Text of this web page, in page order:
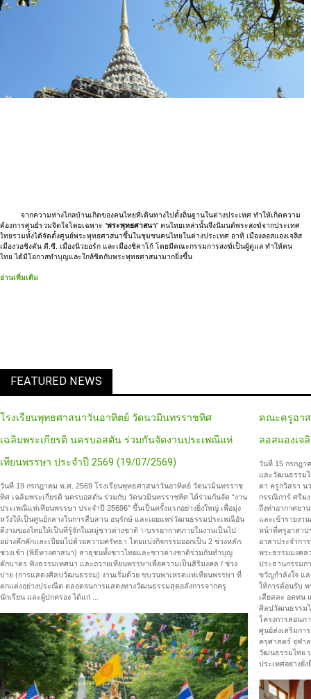
จากความห่างไกลบ้านเกิดของคนไทยที่เดินทางไปตั้งถิ่นฐานในต่างประเทศ ทำให้เกิดความ
ต้องการศูนย์รวมจิตใจโดยเฉพาะ “พระพุทธศาสนา” คนไทยเหล่านั้นจึงนิมนต์พระสงฆ์จากประเทศ
ไทยรวมทั้งได้จัดตั้งศูนย์พระพุทธศาสนาขึ้นในชุมชนคนไทยในต่างประเทศ อาทิ เมืองลอสแองเจลิส
เมืองวอชิงตัน ดี.ซี. เมืองนิวยอร์ก และเมืองชิคาโก้ โดยมีคณะกรรมการสงฆ์เป็นผู้ดูแล ทำให้คน
ไทย ได้มีโอกาสทำบุญและใกล้ชิดกับพระพุทธศาสนามากยิ่งขึ้น
อ่านเพิ่มเติม
FEATURED NEWS
โรงเรียนพุทธศาสนาวันอาทิตย์ วัดนวมินทรราชทิศ
เฉลิมพระเกียรติ นครบอสตัน ร่วมกันจัดงานประเพณีแห่
เทียนพรรษา ประจำปี 2569 (19/07/2569)
วันที่ 19 กรกฎาคม พ.ศ. 2569 โรงเรียนพุทธศาสนาวันอาทิตย์ วัดนวมินทรราช
ทิศ เฉลิมพระเกียรติ นครบอสตัน ร่วมกับ วัดนวมินทรราชทิศ ได้ร่วมกันจัด “งาน
ประเพณีแห่เทียนพรรษา ประจำปี 25696” ขึ้นเป็นครั้งแรกอย่างยิ่งใหญ่ เพื่อมุ่ง
หวังให้เป็นศูนย์กลางในการสืบสาน อนุรักษ์ และเผยแพร่วัฒนธรรมประเพณีอัน
ดีงามของไทยให้เป็นที่รู้จักในหมู่ชาวต่างชาติ ✨บรรยากาศภายในงานเป็นไป
อย่างคึกคักและเปี่ยมไปด้วยความศรัทธา โดยแบ่งกิจกรรมออกเป็น 2 ช่วงหลัก:
ช่วงเช้า (พิธีทางศาสนา) สาธุชนทั้งชาวไทยและชาวต่างชาติร่วมกันทำบุญ
ตักบาตร ฟังธรรมเทศนา และถวายเทียนพรรษาเพื่อความเป็นสิริมงคล / ช่วง
บ่าย (การแสดงศิลปวัฒนธรรม) งานเริ่มด้วย ขบวนพาเหรดแห่เทียนพรรษา ที่
ตกแต่งอย่างประณีต ตลอดจนการแสดงทางวัฒนธรรมสุดอลังการจากครู
นักเรียน และผู้ปกครอง ได้แก่ ...
คณะครูอาส
ลอสแองเจ
วันที่ 15 กรกฎา
และวัฒนธรรมไ
ตา ครูกวิสรา
กรรณิการ์ ศรีม
ถึงท่าอากาศยา
และเข้ารายงา
หน้าที่ครูอาสาป
อาสาประจำกา
พระธรรมมงคล
ประธานกรรมก
ขวัญกำลังใจ แ
ให้การต้อนรับ
เสียสละ อดทน
ศิลปวัฒนธรรม
โครงการสอนภ
ศูนย์ส่งเสริมกา
ครุศาสตร์ จุฬา
วัฒนธรรมไทย
ประเทศอย่างยั่ง